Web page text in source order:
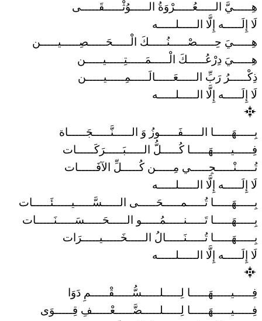
هِـــــيَّ الـــــعُـــــرْوَةُ الـــــوُثْـــــقَـــــى
لَا إِلَـــــه إِلَّا الـــــلـــــه
هِـــــيَ حِـــــصْـــــنُـــــكَ الْـــــحَـــــصِـــــيـــــن
هِـــــيَ دِرْعُـــــكَ الْـــــمَـــــتِـــــيـــــن
ذِكْـــــرُ رَبِّ الـــــعَـــــالَـــــمِـــــيـــــن
لَا إِلَـــــه إِلَّا الـــــلـــــه
بِـــــهَـــــا الـــــفَـــــوزُ وَ الـــــنَّـــــجَـــــاة
فِـــــيـــــهَـــــا كُـــــلُّ الـــــبَـــــرَكَـــــات
تُـــــنْـــــجِـــــي مِـــــن كُـــــلِّ الآفَـــــات
لَا إِلَـــــه إِلَّا الـــــلـــــه
بِـــــهَـــــا تُـــــمـــــحَـــــى الـــــسَّـــــيـــــئَـــــات
بِـــــهَـــــا تَـــــنـــــمُـــــو الـــــحَـــــسَـــــنَـــــات
بِـــــهَـــــا تُـــــنَـــــالُ الـــــخَـــــيـــــرَات
لَا إِلَـــــه إِلَّا الـــــلـــــه
فِـــــيـــــهَـــــا لِـــــلـــــسُّـــــقْـــــمِ دَوَا
فِـــــيـــــهَـــــا لِـــــلـــــضَّـــــعْـــــفِ قِـــــوَى